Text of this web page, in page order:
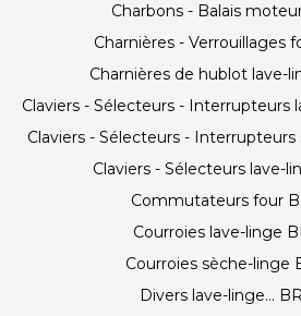
Charbons - Balais
Charnières - Verrouillages
Charnières de hublot lave-
Claviers - Sélecteurs - Interrupteurs
Claviers - Sélecteurs -
Claviers - Sélecteurs lave-
Commutateurs four
Courroies lave-linge
Courroies sèche-linge
Divers lave-linge...